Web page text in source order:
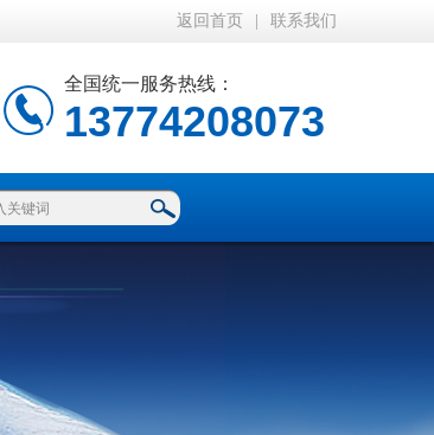
返回首页 联系我们
全国统一服务热线：
13774208073